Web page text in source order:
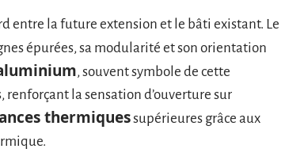
entre la future extension et le bâti existant. Le
épurées, sa modularité et son orientation
, souvent symbole de cette
la sensation d’ouverture sur
thermiquessupérieures grâce aux